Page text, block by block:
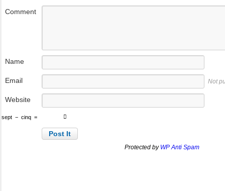
Comment
Name
Email Not
Website
sept − cinq =
Protected by WP Anti Spam